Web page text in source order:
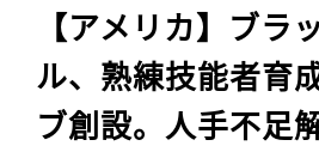
【アメリカ】ブラ
ル、熟練技能者育
ブ創設。人手不足